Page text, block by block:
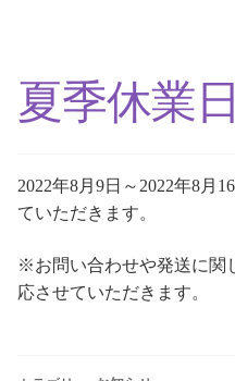
夏季休業
2022年8月9日～2022年8月
ていただきます。
※お問い合わせや発送に関
応させていただきます。